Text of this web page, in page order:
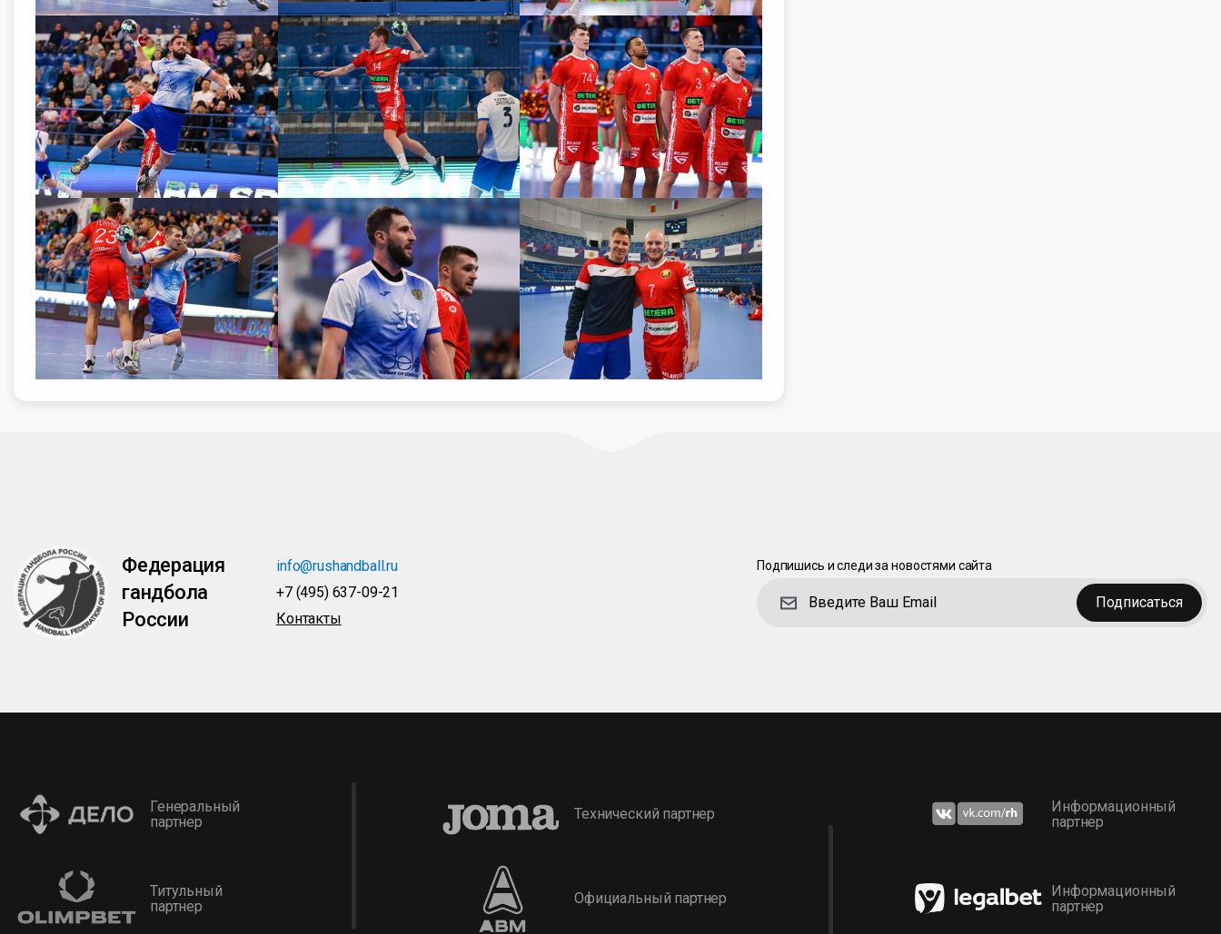
Федерация
гандбола
России
info@rushandball.ru
+7 (495) 637-09-21
Контакты
Подпишись и следи за новостями сайта
Подписаться
Генеральный
партнер
Титульный
партнер
Технический партнер
Официальный партнер
Информационный
партнер
Информационный
партнер